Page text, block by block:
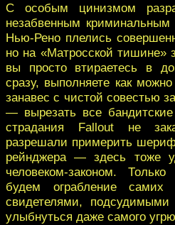
С особым цинизмом
незабвенным
Нью-Рено плелись
но на «Матросской
вы просто втираетесь в
сразу, выполняете как
занавес с чистой совестью
— вырезать все
страдания Fallout не
разрешали примерить
рейнджера — здесь тоже
человеком-законом.
будем ограбление
свидетелями, подсудимыми
улыбнуться даже самого